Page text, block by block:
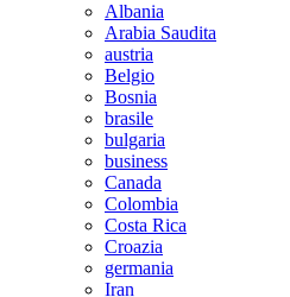
Albania
Arabia Saudita
austria
Belgio
Bosnia
brasile
bulgaria
business
Canada
Colombia
Costa Rica
Croazia
germania
Iran